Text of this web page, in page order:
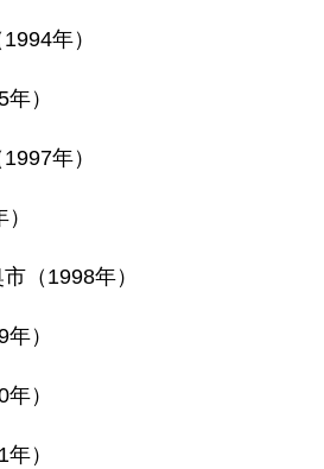
年）
）
年）
（1998年）
）
）
）